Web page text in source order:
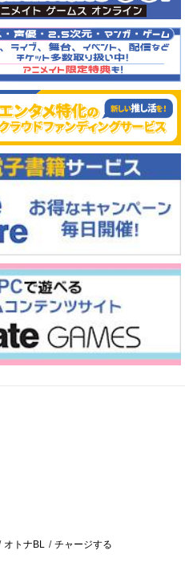
オトナBL チャージする